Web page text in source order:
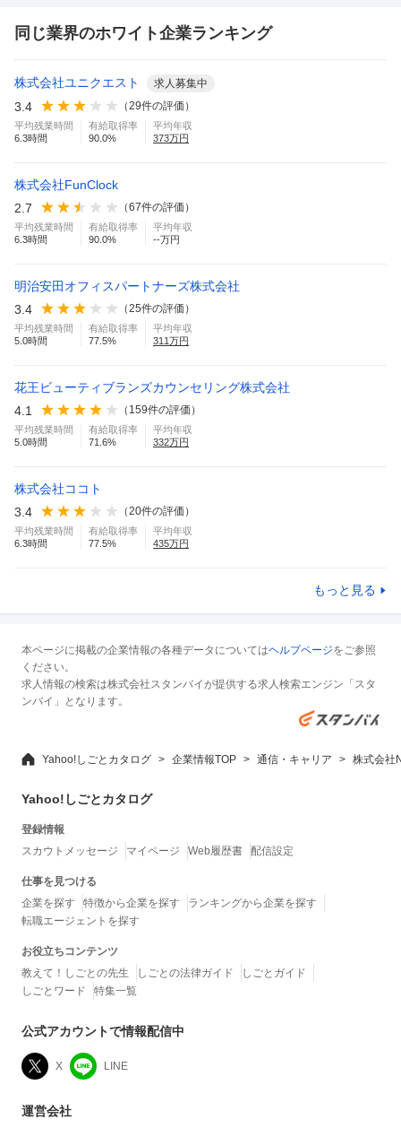
同じ業界のホワイト企業ランキング
株式会社ユニクエスト 求人募集中
3.4 （29件の評価）
平均残業時間
6.3時間
有給取得率
90.0%
平均年収
373万円
株式会社FunClock
2.7
（67件の評価）
平均残業時間
6.3時間
有給取得率
90.0%
平均年収
--万円
明治安田オフィスパートナーズ株式会社
3.4
（25件の評価）
平均残業時間
5.0時間
有給取得率
77.5%
平均年収
311 万円
花王ビューティブランズカウンセリング株式会社
4.1
（ 159件の評価）
平均残業時間
5.0時間
有給取得率
71.6%
平均年収
332万円
株式会社ココト
3.4
（20件の評価）
平均残業時間
6.3時間
有給取得率
77.5%
平均年収
435万円
もっと見る
本ページに掲載の企業情報の各種データについてはヘルプページをご参照
ください。
求人情報の検索は株式会社スタンバイが提供する求人検索エンジン「スタ
ンバイ」となります。
Yahoo!しごとカタログ 企業情報TOP 通信・キャリア 株式会社
Yahoo!しごとカタログ
登録情報
スカウトメッセージ
マイページ Web履歴書 配信設定
仕事を見つける
企業を探す
特徴から企業を探す
ランキングから企業を探す
転職エージェントを探す
お役立ちコンテンツ
教えて！しごとの先生
しごとの法律ガイド
しごとガイド
しごとワード
特集一覧
公式アカウントで情報配信中
X LINE
運営会社